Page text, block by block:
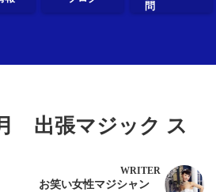
問
出張マジック ス
WRITER
お笑い女性マジシャン